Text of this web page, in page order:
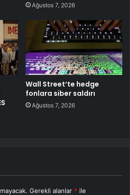
Ağustos 7, 2026
Wall Street’te hedge
fonlara siber saldırı
Ağustos 7, 2026
Gerekli alanlar * ile